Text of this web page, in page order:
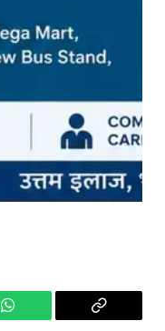
WhatsApp
Copy